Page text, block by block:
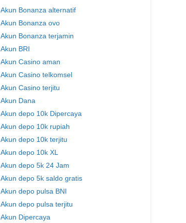
Akun Bonanza alternatif
Akun Bonanza ovo
Akun Bonanza terjamin
Akun BRI
Akun Casino aman
Akun Casino telkomsel
Akun Casino terjitu
Akun Dana
Akun depo 10k Dipercaya
Akun depo 10k rupiah
Akun depo 10k terjitu
Akun depo 10k XL
Akun depo 5k 24 Jam
Akun depo 5k saldo gratis
Akun depo pulsa BNI
Akun depo pulsa terjitu
Akun Dipercaya